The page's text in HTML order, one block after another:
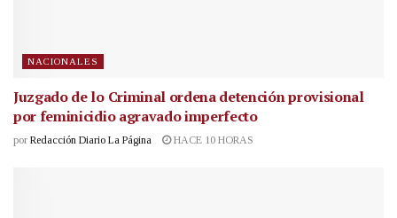
NACIONALES
Juzgado de lo Criminal ordena detención provisional
por feminicidio agravado imperfecto
por Redacción Diario La Página HACE 10 HORAS